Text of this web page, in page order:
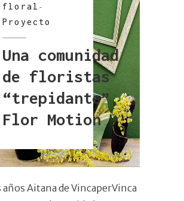
floral -
Proyecto
Una comunidad
de floristas
“trepidante”,
Flor Motion
años Aitana de VincaperVinca